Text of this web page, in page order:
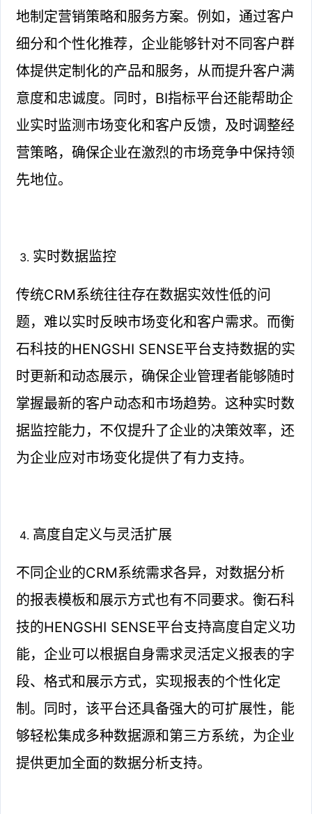
地制定营销策略和服务方案。例如，通过客户
细分和个性化推荐，企业能够针对不同客户群
体提供定制化的产品和服务，从而提升客户满
意度和忠诚度。同时，BI指标平台还能帮助企
业实时监测市场变化和客户反馈，及时调整经
营策略，确保企业在激烈的市场竞争中保持领
先地位。
实时数据监控
传统CRM系统往往存在数据实效性低的问
题，难以实时反映市场变化和客户需求。而衡
石科技的HENGSHI SENSE平台支持数据的实
时更新和动态展示，确保企业管理者能够随时
掌握最新的客户动态和市场趋势。这种实时数
据监控能力，不仅提升了企业的决策效率，还
为企业应对市场变化提供了有力支持。
高度自定义与灵活扩展
不同企业的CRM系统需求各异，对数据分析
的报表模板和展示方式也有不同要求。衡石科
技的HENGSHI SENSE平台支持高度自定义功
能，企业可以根据自身需求灵活定义报表的字
段、格式和展示方式，实现报表的个性化定
制。同时，该平台还具备强大的可扩展性，能
够轻松集成多种数据源和第三方系统，为企业
提供更加全面的数据分析支持。